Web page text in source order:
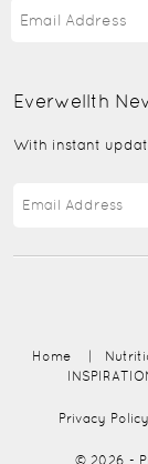
Everwellth
With instant
Home
Privacy Policy
© 2026 -